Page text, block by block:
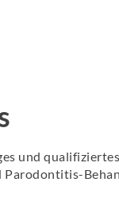
und
Parodontitis-